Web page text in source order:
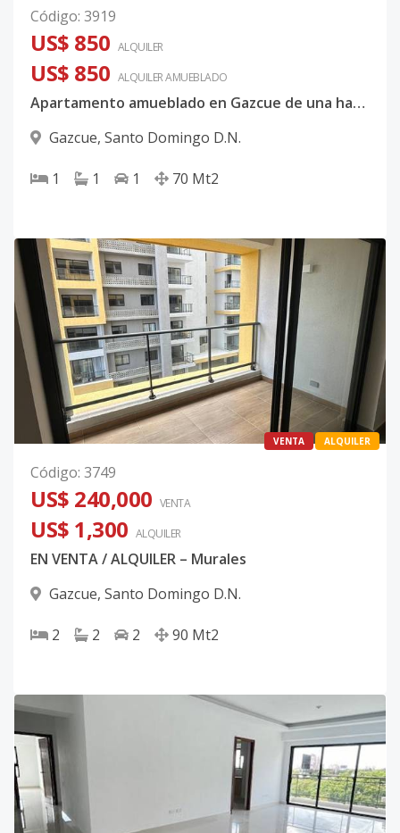
Código: 3919
US$ 850 ALQUILER
US$ 850 ALQUILERAMUEBLADO
Apartamento amueblado en Gazcue de una habitación en alquiler
Gazcue, Santo Domingo D.N.
1 1 1 70 Mt2
VENTA ALQUILER
Código: 3749
US$ 240,000 VENTA
US$ 1,300 ALQUILER
EN VENTA / ALQUILER – Murales
Gazcue, Santo Domingo D.N.
2 2 2 90 Mt2